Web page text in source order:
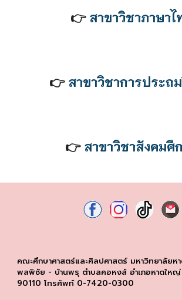
👉 สาขาวิชาภาษาไ
👉 สาขาวิชาการประถ
👉 สาขาวิชาสังคมศึ
คณะศึกษาศาสตร์และศิลปศาสตร์ มหาวิทยาลัย
พลพิชัย - บ้านพรุ ตำบลคอหงส์ อำเภอหาดให
90110 โทรศัพท์ 0-7420-0300